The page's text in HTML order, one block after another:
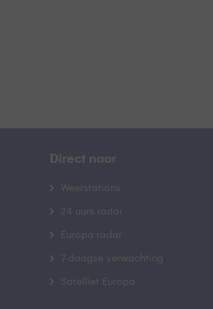
Direct naar
Weerstations
24 uurs radar
Europa radar
7-daagse verwachting
Satelliet Europa